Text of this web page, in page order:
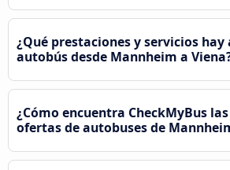
¿Qué prestaciones y servicios hay
autobús desde Mannheim a
¿Cómo encuentra CheckMyBus
ofertas de autobuses de